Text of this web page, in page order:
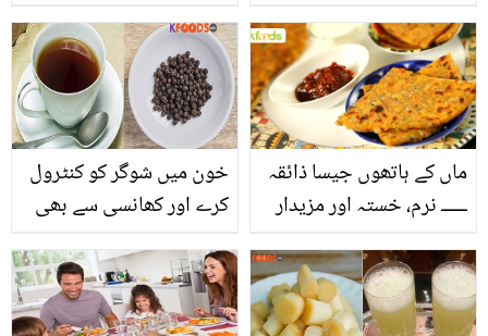
سے عجیب خواہش جس
میں ایک پیغام چھپا تھا،
دیکھئے
بھی انہیں چاہنے والا شوہر
ملا جو آج اچھی زندگی
گزار رہے ہیں
خون میں شوگر کو کنٹرول
کرے اور کھانسی سے بھی
چائے کیسے بنتی ہے؟
جانیں اس کے فائدے
ماں کے ہاتھوں جیسا ذائقہ
ــــــ نرم، خستہ اور مزیدار
غذائیت سے بھرپور